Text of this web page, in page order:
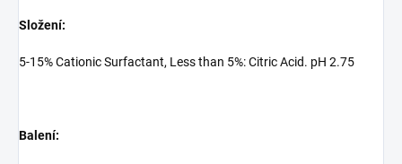
Složení:
5-15% Cationic Surfactant, Less than 5%: Citric Acid. pH 2.75
Balení: